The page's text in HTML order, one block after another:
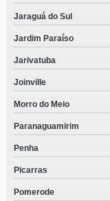
Jaraguá do Sul
Jardim Paraíso
Jarivatuba
Joinville
Morro do Meio
Paranaguamirim
Penha
Picarras
Pomerode